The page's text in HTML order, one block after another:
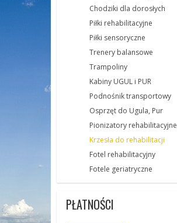
Chodziki dla dorosłych
Piłki rehabilitacyjne
Piłki sensoryczne
Trenery balansowe
Trampoliny
Kabiny UGUL i PUR
Podnośnik transportowy
Osprzęt do Ugula, Pur
Pionizatory rehabilitacyjne
Krzesła do rehabilitacji
Fotel rehabilitacyjny
Fotele geriatryczne
PŁATNOŚCI